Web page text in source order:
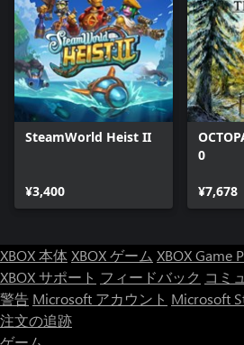
SteamWorld Heist II
¥3,400
0
¥7,678
XBOX 本体XBOX ゲーム XBOX Game
XBOX サポート フィードバック コミ
警告 Microsoft アカウント Microsoft
注文の追跡